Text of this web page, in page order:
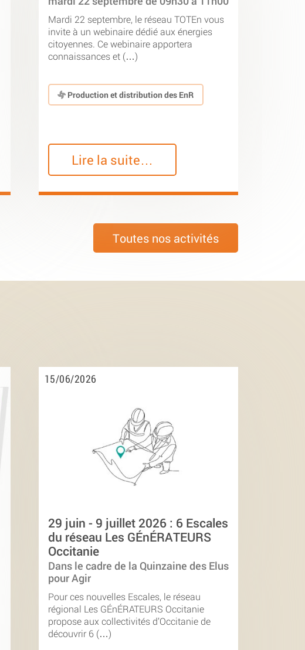
Mardi 22 septembre, le réseau TOTEn vous
invite à un webinaire dédié aux énergies
citoyennes. Ce webinaire apportera
connaissances et (…)
Production et distribution des EnR
Lire la suite…
Toutes nos activités
15/06/2026
29 juin - 9 juillet 2026 : 6 Escales
du réseau Les GÉnÉRATEURS
Occitanie
Dans le cadre de la Quinzaine des Elus
pour Agir
Pour ces nouvelles Escales, le réseau
régional Les GÉnÉRATEURS Occitanie
propose aux collectivités d’Occitanie de
découvrir 6 (…)